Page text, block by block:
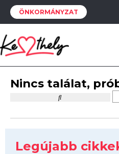
ÖNKORMÁNYZAT
Nincs találat,
Legújabb